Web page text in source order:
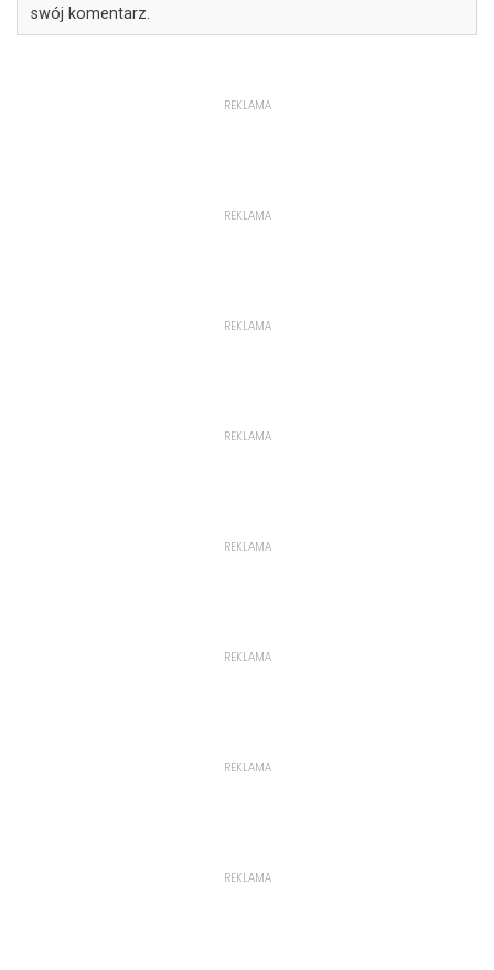
swój komentarz.
REKLAMA
REKLAMA
REKLAMA
REKLAMA
REKLAMA
REKLAMA
REKLAMA
REKLAMA